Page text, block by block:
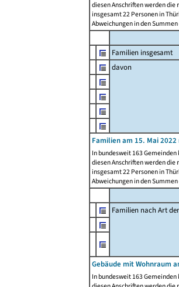
diesen Anschriften werden
insgesamt 22 Personen in
Abweichungen in den
Familien insgesamt
davon
Familien am 15. Mai
In bundesweit 163
diesen Anschriften werden
insgesamt 22 Personen in
Abweichungen in den
Familien nach Art
Gebäude mit Wohnraum
In bundesweit 163